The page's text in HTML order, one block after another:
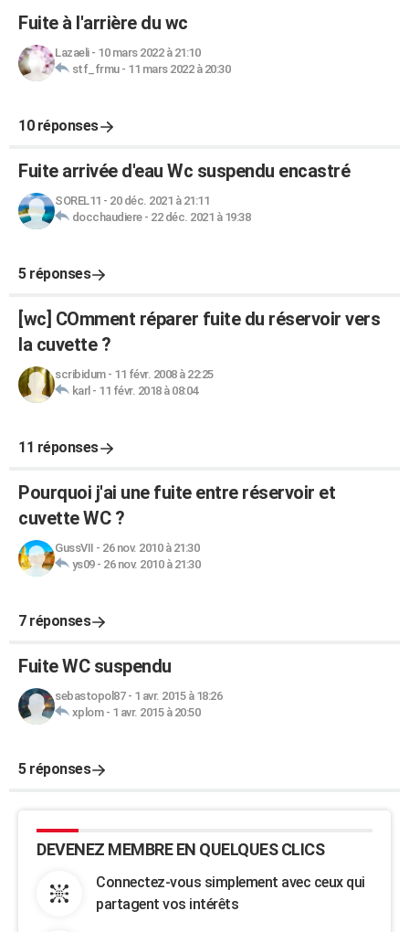
Fuite à l'arrière du wc
Lazaeli- 10 mars 2022 à 21:10
stf_frmu- 11 mars 2022 à 20:30
10 réponses
Fuite arrivée d'eau Wc suspendu encastré
SOREL11 - 20 déc. 2021 à 21:11
docchaudiere- 22 déc. 2021 à 19:38
5 réponses
[wc] COmment réparer fuite du réservoir vers
la cuvette ?
scribidum- 11 févr. 2008 à 22:25
karl - 11 févr. 2018 à 08:04
11 réponses
Pourquoi j'ai une fuite entre réservoir et
cuvette WC ?
GussVII - 26 nov. 2010 à 21:30
ys09- 26 nov. 2010 à 21:30
7 réponses
Fuite WC suspendu
sebastopol87- 1 avr. 2015 à 18:26
xplom- 1 avr. 2015 à 20:50
5 réponses
DEVENEZ MEMBRE EN QUELQUES CLICS
Connectez-vous simplement avec ceux qui
partagent vos intérêts